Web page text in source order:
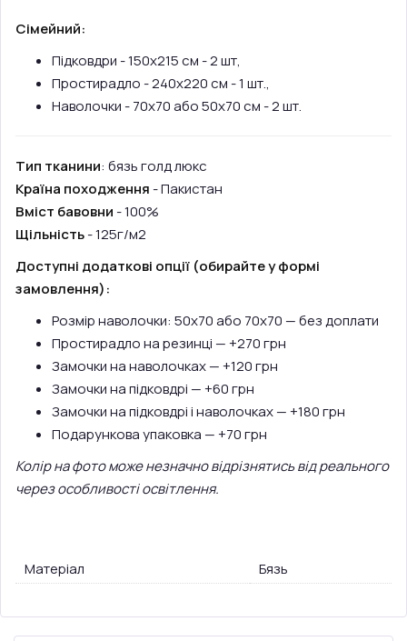
Сімейний:
Підковдри - 150х215 см - 2 шт,
Простирадло - 240х220 см - 1 шт.,
Наволочки - 70х70 або 50х70 см - 2 шт.
Тип тканини: бязь голд люкс
Країна походження - Пакистан
Вміст бавовни - 100%
Щільність- 125г/м2
Доступні додаткові опції (обирайте у формі
замовлення):
Розмір наволочки: 50х70 або 70х70 — без доплати
Простирадло на резинці — +270 грн
Замочки на наволочках — +120 грн
Замочки на підковдрі — +60 грн
Замочки на підковдрі і наволочках — +180 грн
Подарункова упаковка — +70 грн
Колір на фото може незначно відрізнятись від реального
через особливості освітлення.
Матеріал Бязь